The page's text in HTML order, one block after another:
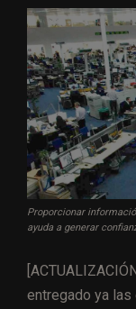
Proporcionar
ayuda a generar
entregado ya